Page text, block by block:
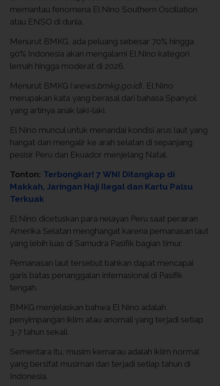
memantau fenomena El Nino Southern Oscillation
atau ENSO di dunia.
Menurut BMKG, ada peluang sebesar 70% hingga
90% Indonesia akan mengalami El Nino kategori
lemah hingga moderat di 2026.
Menurut BMKG ( wews.bmkg.go.id), El Nino
merupakan kata yang berasal dari bahasa Spanyol
yang artinya anak laki-laki.
El Nino muncul untuk menandai kondisi arus laut yang
hangat dan mengalir ke arah selatan di sepanjang
pesisir Peru dan Ekuador menjelang Natal.
Tonton: Terbongkar! 7 WNI Ditangkap di
Makkah, Jaringan Haji Ilegal dan Kartu Palsu
Terkuak
El Nino dicetuskan para nelayan Peru saat perairan
Amerika Selatan menghangat karena pemanasan laut
yang lebih luas di Samudra Pasifik bagian timur.
Pemanasan laut tersebut bahkan dapat mencapai
garis batas penanggalan internasional di Pasifik
tengah.
BMKG menjelaskan bahwa El Nino adalah
penyimpangan iklim atau anomali yang terjadi setiap
3-7 tahun sekali.
Sementara itu, musim kemarau adalah iklim normal
yang bersifat musiman dan terjadi setiap tahun di
Indonesia.